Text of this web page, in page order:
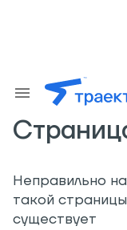
Неправильно
такой
существует